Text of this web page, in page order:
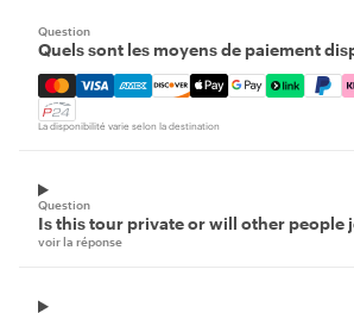
Question
Quels sont les moyens de paiement
Mastercard, Visa, Amex, Discover,
La disponibilité varie selon la destination
Question
Is this tour private or will other people
voir la réponse